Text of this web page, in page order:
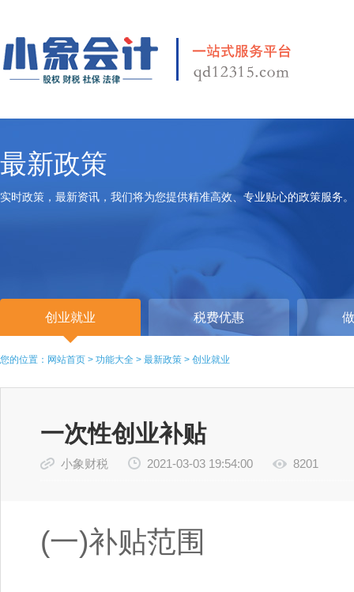
最新政策
实时政策，最新资讯，我们将为您提供精准高效、专业贴心的政策服务。
创业就业 税费优惠
您的位置： 网站首页 > 功能大全 > 最新政策 > 创业就业
一次性创业补贴
小象财税 2021-03-03 19:54:00 8201
(一)补贴范围